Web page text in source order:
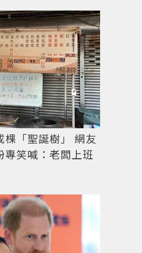
棵「聖誕樹」 網友
專笑喊：老闆上班